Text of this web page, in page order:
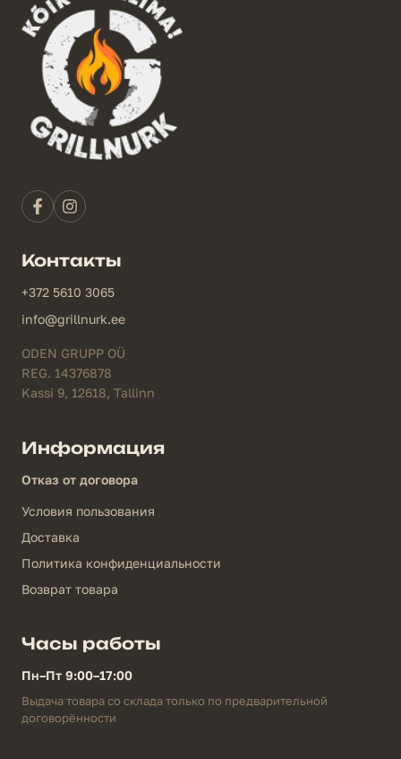
Контакты
+372 5610 3065
info@grillnurk.ee
ODEN GRUPP OÜ
REG. 14376878
Kassi 9, 12618, Tallinn
Информация
Отказ от договора
Условия пользования
Доставка
Политика конфиденциальности
Возврат товара
Часы работы
Пн–Пт 9:00–17:00
Выдача товара со склада только по предварительной
договорённости